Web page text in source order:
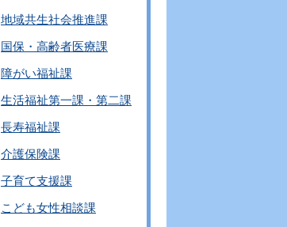
地域共生社会推進課
国保・高齢者医療課
障がい福祉課
生活福祉第一課・第二課
長寿福祉課
介護保険課
子育て支援課
こども女性相談課